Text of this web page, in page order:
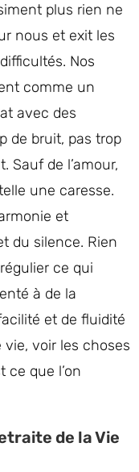
plus rien ne
nous et exit les
Nos
comme un
avec des
de bruit, pas trop
Sauf de l’amour,
une caresse.
et
du silence. Rien
ce qui
à de la
et de fluidité
voir les choses
ce que l’on
de la Vie